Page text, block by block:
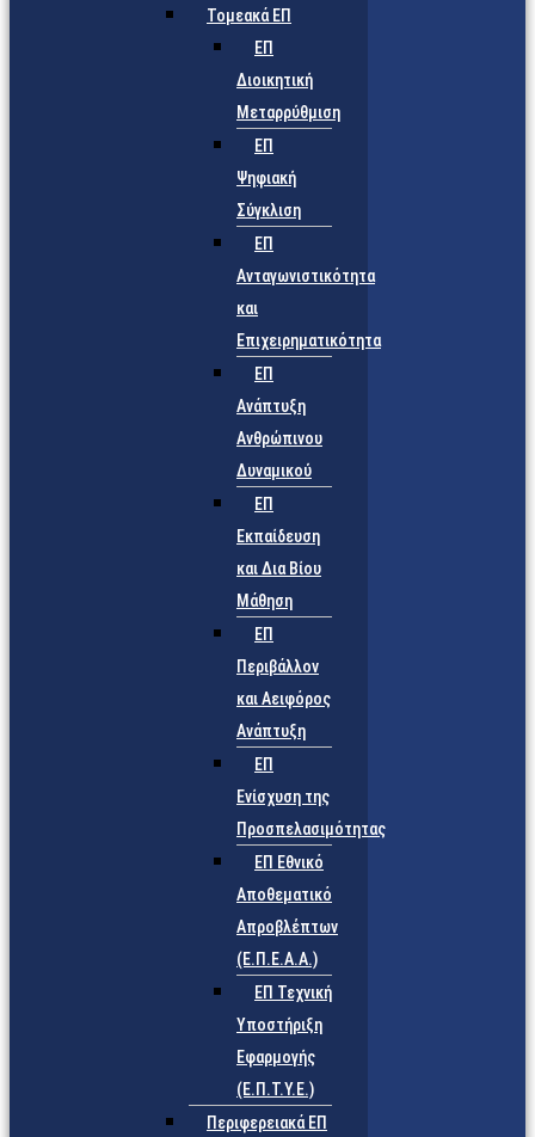
Τομεακά ΕΠ
ΕΠ
Διοικητική
Μεταρρύθμιση
ΕΠ
Ψηφιακή
Σύγκλιση
ΕΠ
Ανταγωνιστικότητα
και
Επιχειρηματικότητα
ΕΠ
Ανάπτυξη
Ανθρώπινου
Δυναμικού
ΕΠ
Εκπαίδευση
και Δια Βίου
Μάθηση
ΕΠ
Περιβάλλον
και Αειφόρος
Ανάπτυξη
ΕΠ
Ενίσχυση της
Προσπελασιμότητας
ΕΠ Εθνικό
Αποθεματικό
Απροβλέπτων
(Ε.Π.Ε.Α.Α.)
ΕΠ Τεχνική
Υποστήριξη
Εφαρμογής
(Ε.Π.Τ.Υ.Ε.)
Περιφερειακά ΕΠ